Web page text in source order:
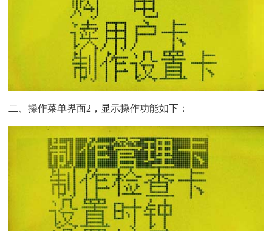
二、操作菜单界面2，显示操作功能如下：